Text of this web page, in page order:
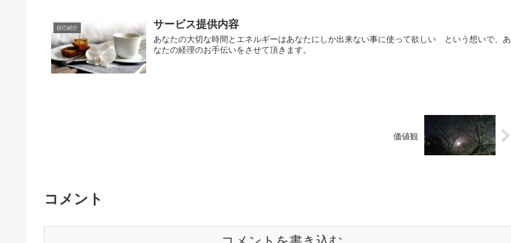
自己紹介 サービス提供内容
あなたの大切な時間とエネルギーはあなたにしか出来ない事に使って欲しい という想いで、あ
なたの経理のお手伝いをさせて頂きます。
価値観
コメント